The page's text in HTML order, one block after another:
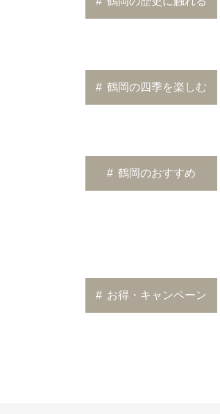
# 鶴岡の四季を楽しむ
# 鶴岡のおすすめ
# お得・キャンペーン